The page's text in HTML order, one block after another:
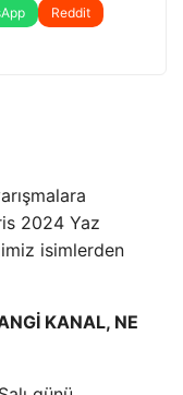
Reddit
2024 Yaz
isimlerden
KANAL, NE